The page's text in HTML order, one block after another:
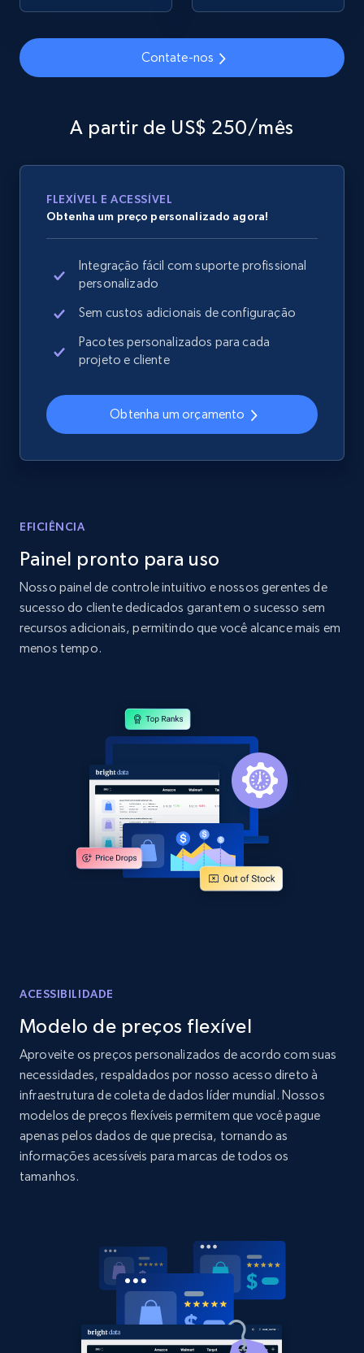
Google Shopping
more.
2.4K+ 200+ Comece agora
web using keywords
URL, Product id, Title, Product description,
Rating, Reviews count, Images, Variations, and
2.1K+ 355+ Comece agora
Home Depot US - Gather data on products
using specified keywords
Comece agora
Home Depot US - Discover products by
specified URL
URL, Domain, Country code, Model number,
Home Depot US - Discover products by
specified UPC
URL, Domain, Country code, Model number,
Sku, Product id, Product name, Manufacturer,
and more.
2.1K+
Home Depot US - Discovery products by
specific category URL
URL, Domain, Country code, Model number,
Sku, Product id, Product name, Manufacturer,
and more.
Contate-nos
A partir de US$ 250/mês
FLEXÍVEL E ACESSÍVEL
Obtenha um preço personalizado agora!
Integração fácil com suporte profissional
personalizado
Sem custos adicionais de configuração
Pacotes personalizados para cada
projeto e cliente
Obtenha um orçamento
EFICIÊNCIA
Painel pronto para uso
Nosso painel de controle intuitivo e nossos gerentes de
sucesso do cliente dedicados garantem o sucesso sem
recursos adicionais, permitindo que você alcance mais em
menos tempo.
ACESSIBILIDADE
Modelo de preços flexível
Aproveite os preços personalizados de acordo com suas
necessidades, respaldados por nosso acesso direto à
infraestrutura de coleta de dados líder mundial. Nossos
modelos de preços flexíveis permitem que você pague
apenas pelos dados de que precisa, tornando as
informações acessíveis para marcas de todos os
tamanhos.